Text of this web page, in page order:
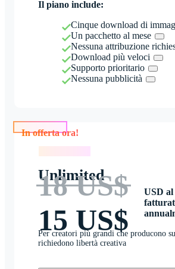
Il piano include:
Cinque download di
Un pacchetto al mese
Nessuna attribuzione
Download più veloci
Supporto prioritario
Nessuna pubblicità
Unlimited
18 US$
15 US$
USD al
Per creatori più grandi che producono
richiedono libertà creativa